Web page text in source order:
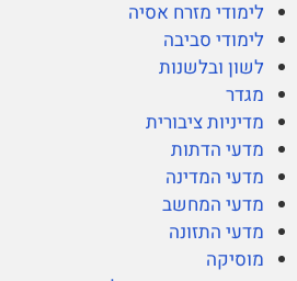
לימודי מזרח אסיה
לימודי סביבה
לשון ובלשנות
מגדר
מדיניות ציבורית
מדעי הדתות
מדעי המדינה
מדעי המחשב
מדעי התזונה
מוסיקה